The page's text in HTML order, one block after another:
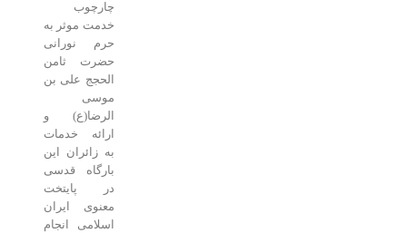
چارچوب
خدمت موثر به
حرم نورانی
حضرت ثامن
الحجج علی بن
الرضا(ع) و
ارائه خدمات
به زائران این
بارگاه قدسی
در پایتخت
معنوی ایران
اسلامی انجام